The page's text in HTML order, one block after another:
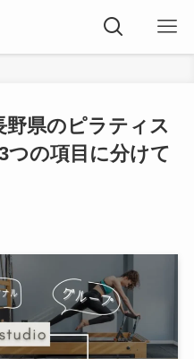
野県のピラティス
つの項目に分けて